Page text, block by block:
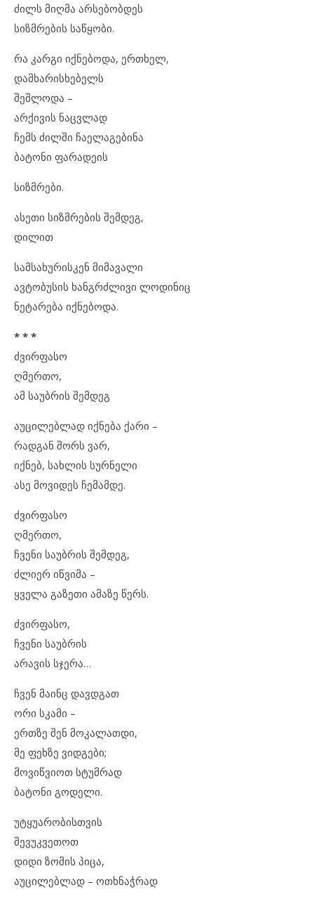
ძილს მიღმა არსებობდეს
სიზმრების საწყობი.
რა კარგი იქნებოდა, ერთხელ,
დამხარისხებელს
შეშლოდა –
არქივის ნაცვლად
ჩემს ძილში ჩაელაგებინა
ბატონი ფარადეის
სიზმრები.
ასეთი სიზმრების შემდეგ,
დილით
სამსახურისკენ მიმავალი
ავტობუსის ხანგრძლივი ლოდინიც
ნეტარება იქნებოდა.
* * *
ძვირფასო
ღმერთო,
ამ საუბრის შემდეგ
აუცილებლად იქნება ქარი –
რადგან შორს ვარ,
იქნებ, სახლის სურნელი
ასე მოვიდეს ჩემამდე.
ძვირფასო
ღმერთო,
ჩვენი საუბრის შემდეგ,
ძლიერ იწვიმა –
ყველა გაზეთი ამაზე წერს.
ძვირფასო,
ჩვენი საუბრის
არავის სჯერა…
ჩვენ მაინც დავდგათ
ორი სკამი –
ერთზე შენ მოკალათდი,
მე ფეხზე ვიდგები;
მოვიწვიოთ სტუმრად
ბატონი გოდელი.
უტყუარობისთვის
შევუკვეთოთ
დიდი ზომის პიცა,
აუცილებლად – ოთხნაჭრად